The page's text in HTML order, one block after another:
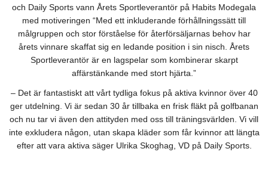
och Daily Sports vann Årets Sportleverantör på Habits Modegala
med motiveringen “Med ett inkluderande förhållningssätt till
målgruppen och stor förståelse för återförsäljarnas behov har
årets vinnare skaffat sig en ledande position i sin nisch. Årets
Sportleverantör är en lagspelar som kombinerar skarpt
affärstänkande med stort hjärta.”
– Det är fantastiskt att vårt tydliga fokus på aktiva kvinnor över 40
ger utdelning. Vi är sedan 30 år tillbaka en frisk fläkt på golfbanan
och nu tar vi även den attityden med oss till träningsvärlden. Vi vill
inte exkludera någon, utan skapa kläder som får kvinnor att längta
efter att vara aktiva säger Ulrika Skoghag, VD på Daily Sports.